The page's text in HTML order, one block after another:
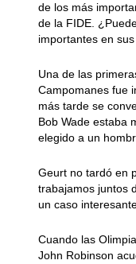
de los más
de la FIDE.
importantes en
Una de las
Campomanes fue
más tarde se
Bob Wade estaba
elegido a un
Geurt no tardó en
trabajamos juntos
un caso
Cuando las
John Robinson